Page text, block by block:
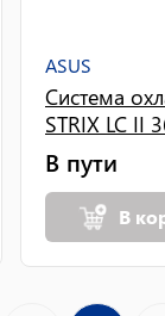
ASUS
Система
STRIX LC II
В пути
В